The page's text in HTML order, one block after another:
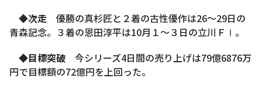
◆次走 優勝の真杉匠と２着の古性優作は26～29日の
青森記念。３着の恩田淳平は10月１～３日の立川ＦⅠ。
◆目標突破 今シリーズ4日間の売り上げは79億6876万
円で目標額の72億円を上回った。